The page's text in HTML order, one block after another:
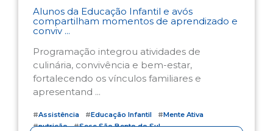
Alunos da Educação Infantil e avós
compartilham momentos de aprendizado e
conviv ...
Programação integrou atividades de
culinária, convivência e bem-estar,
fortalecendo os vínculos familiares e
apresentand ...
#Assistência #Educação Infantil #Mente Ativa
#nutrição #Sesc São Bento do Sul